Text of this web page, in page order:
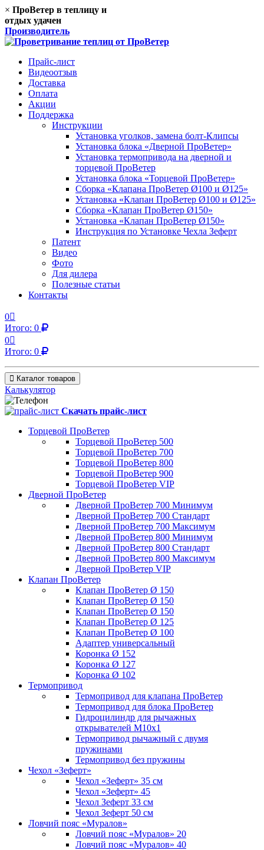
× ПроВетер в теплицу и
отдых удачен
Производитель
Прайс-лист
Видеоотзыв
Доставка
Оплата
Акции
Поддержка
Инструкции
Установка уголков, замена болт-Клипсы
Установка блока «Дверной ПроВетер»
Установка термопривода на дверной и
торцевой ПроВетер
Установка блока «Торцевой ПроВетер»
Сборка «Клапана ПроВетер Ø100 и Ø125»
Установка «Клапан ПроВетер Ø100 и Ø125»
Сборка «Клапан ПроВетер Ø150»
Установка «Клапан ПроВетер Ø150»
Инструкция по Установке Чехла Зеферт
Патент
Видео
Фото
Для дилера
Полезные статьи
Контакты
0
Итого: 0
0
Итого: 0
Каталог товаров
Калькулятор
Скачать прайс-лист
Торцевой ПроВетер
Торцевой ПроВетер 500
Торцевой ПроВетер 700
Торцевой ПроВетер 800
Торцевой ПроВетер 900
Торцевой ПроВетер VIP
Дверной ПроВетер
Дверной ПроВетер 700 Минимум
Дверной ПроВетер 700 Стандарт
Дверной ПроВетер 700 Максимум
Дверной ПроВетер 800 Минимум
Дверной ПроВетер 800 Стандарт
Дверной ПроВетер 800 Максимум
Дверной ПроВетер VIP
Клапан ПроВетер
Клапан ПроВетер Ø 150
Клапан ПроВетер Ø 150
Клапан ПроВетер Ø 150
Клапан ПроВетер Ø 125
Клапан ПроВетер Ø 100
Адаптер универсальный
Коронка Ø 152
Коронка Ø 127
Коронка Ø 102
Термопривод
Термопривод для клапана ПроВетер
Термопривод для блока ПроВетер
Гидроцилиндр для рычажных
открывателей М10х1
Термопривод рычажный с двумя
пружинами
Термопривод без пружины
Чехол «Зеферт»
Чехол «Зеферт» 35 см
Чехол «Зеферт» 45
Чехол Зеферт 33 см
Чехол Зеферт 50 см
Ловчий пояс «Муралов»
Ловчий пояс «Муралов» 20
Ловчий пояс «Муралов» 40